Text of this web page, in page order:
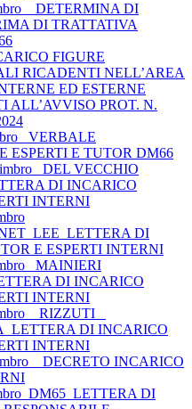
_ DETERMINA DI
DI TRATTATIVA
FIGURE
RICADENTI NELL’AREA
ED ESTERNE
ALL’AVVISO PROT. N.
_VERBALE
ESPERTI E TUTOR DM66
_DEL VECCHIO
DI INCARICO
INTERNI
DI
E ESPERTI INTERNI
_MAINIERI
DI INCARICO
INTERNI
_ RIZZUTI _
DI INCARICO
INTERNI
_ DECRETO INCARICO
DI